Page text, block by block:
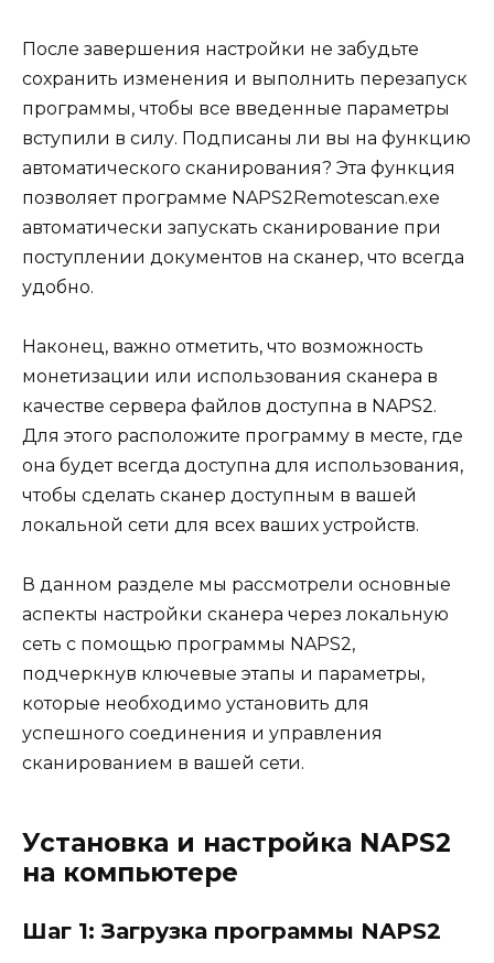
После завершения настройки не забудьте
сохранить изменения и выполнить перезапуск
программы, чтобы все введенные параметры
вступили в силу. Подписаны ли вы на функцию
автоматического сканирования? Эта функция
позволяет программе NAPS2Remotescan.exe
автоматически запускать сканирование при
поступлении документов на сканер, что всегда
удобно.
Наконец, важно отметить, что возможность
монетизации или использования сканера в
качестве сервера файлов доступна в NAPS2.
Для этого расположите программу в месте, где
она будет всегда доступна для использования,
чтобы сделать сканер доступным в вашей
локальной сети для всех ваших устройств.
В данном разделе мы рассмотрели основные
аспекты настройки сканера через локальную
сеть с помощью программы NAPS2,
подчеркнув ключевые этапы и параметры,
которые необходимо установить для
успешного соединения и управления
сканированием в вашей сети.
Установка и настройка NAPS2
на компьютере
Шаг 1: Загрузка программы NAPS2